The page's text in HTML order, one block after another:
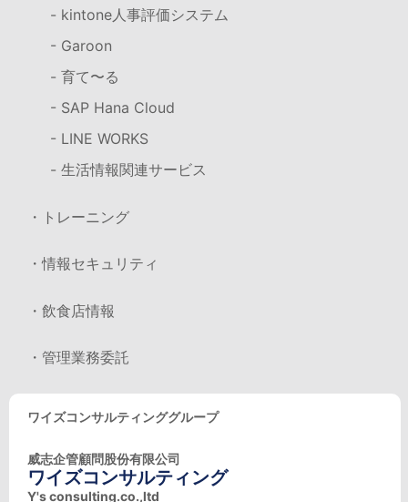
- kintone人事評価システム
- Garoon
- 育て〜る
- SAP Hana Cloud
- LINE WORKS
- 生活情報関連サービス
・トレーニング
・情報セキュリティ
・飲食店情報
・管理業務委託
ワイズコンサルティンググループ
威志企管顧問股份有限公司
ワイズコンサルティング
Y's consulting.co.,ltd